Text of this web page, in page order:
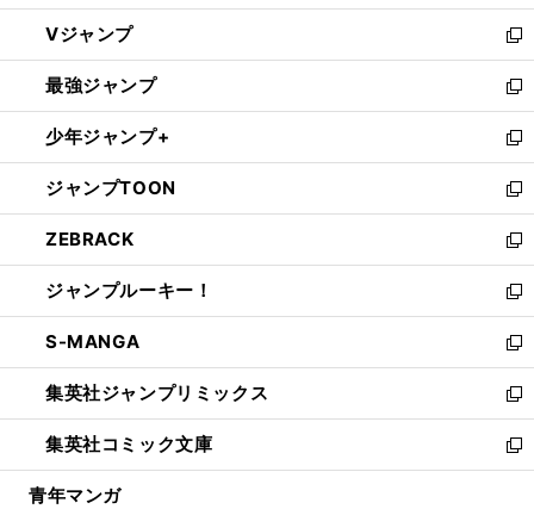
ウ
ィ
ン
ド
ウ
で
開
く
し
い
ウ
ィ
ン
ド
ウ
で
開
く
Vジャンプ
新
し
い
ウ
ィ
ン
ド
ウ
で
開
く
最強ジャンプ
新
し
い
ウ
ィ
ン
ド
ウ
で
開
く
少年ジャンプ+
新
し
い
ウ
ィ
ン
ド
ウ
で
開
く
ジャンプTOON
新
し
い
ウ
ィ
ン
ド
ウ
で
開
く
ZEBRACK
新
し
い
ウ
ィ
ン
ド
ウ
で
開
ジャンプルーキー！
新
し
い
ウ
ィ
ン
ド
ウ
S-MANGA
新
し
い
ウ
ィ
ン
集英社ジャンプリミックス
新
し
い
ウ
集英社コミック文庫
新
し
青年マンガ